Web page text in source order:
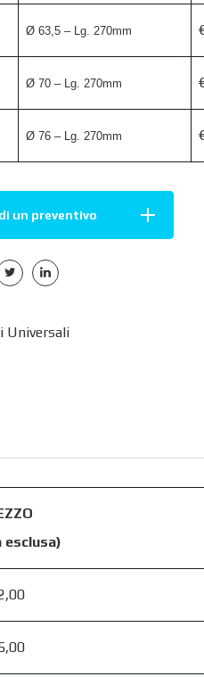
Ø 63,5 – Lg. 270mm
Ø 70 – Lg. 270mm
Ø 76 – Lg. 270mm
un preventivo
Universali
esclusa)